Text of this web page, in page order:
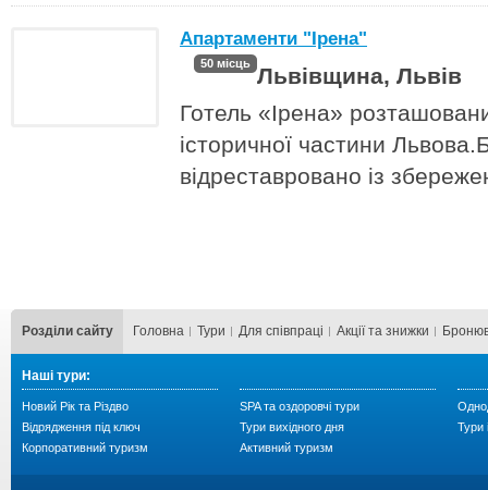
Апартаменти "Ірена"
50 місць Львівщина, Львів
Готель «Ірена»
історичної частини
відреставровано із
Розділи сайту Головна Тури Для cпівпраці Акції та знижки
Наші тури:
Новий Рік та Різдво
Відрядження під ключ
Корпоративний туризм
SPA та оздоровчі тури
Тури вихідного дня
Активний туризм
Тури